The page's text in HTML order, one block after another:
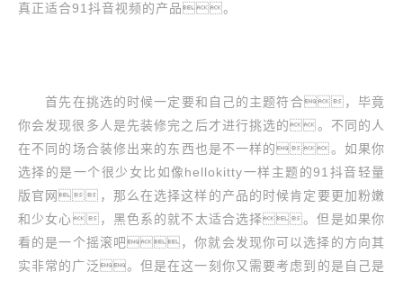
真正适合91抖音视频的产品。
首先在挑选的时候一定要和自己的主题符合，毕竟
你会发现很多人是先装修完之后才进行挑选的。不同的人
在不同的场合装修出来的东西也是不一样的。如果你
选择的是一个很少女比如像hellokitty一样主题的91抖音轻量
版官网，那么在选择这样的产品的时候肯定要更加粉嫩
和少女心，黑色系的就不太适合选择。但是如果你
看的是一个摇滚吧，你就会发现你可以选择的方向其
实非常的广泛。但是在这一刻你又需要考虑到的是自己是